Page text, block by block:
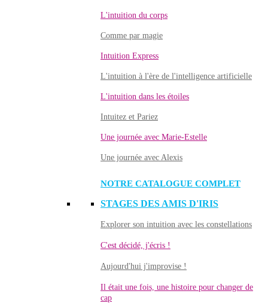
L'intuition du corps
Comme par magie
Intuition Express
L'intuition à l'ère de l'intelligence artificielle
L'intuition dans les étoiles
Intuitez et Pariez
Une journée avec Marie-Estelle
Une journée avec Alexis
NOTRE CATALOGUE COMPLET
STAGES DES AMIS D'IRIS
Explorer son intuition avec les constellations
C'est décidé, j'écris !
Aujourd'hui j'improvise !
Il était une fois, une histoire pour changer de
cap